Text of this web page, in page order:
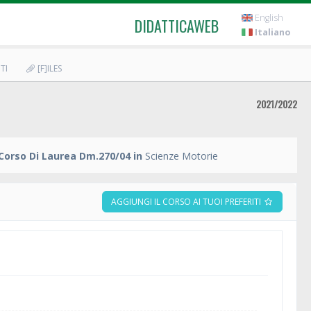
DIDATTICAWEB
English
Italiano
[F]ILES
2021/2022
Di Laurea Dm.270/04 in Scienze Motorie
AGGIUNGI IL CORSO AI TUOI PREFERITI